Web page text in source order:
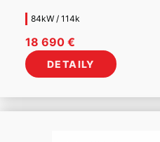
84kW / 114k
18 690 €
DETAILY